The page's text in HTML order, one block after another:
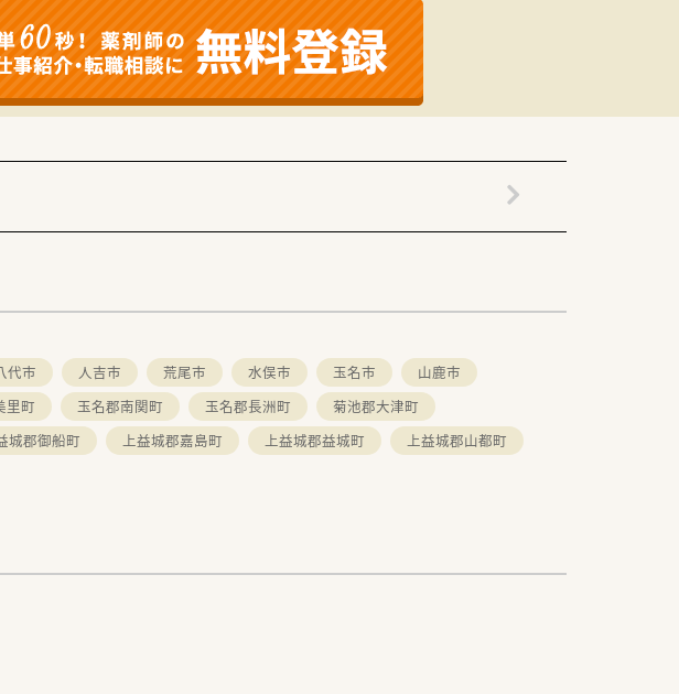
代市 人吉市 荒尾市 水俣市 玉名市
山鹿市
里町 玉名郡南関町 玉名郡長洲町
菊池郡大津町
城郡御船町 上益城郡嘉島町 上益城郡益城町
上益城郡山都町